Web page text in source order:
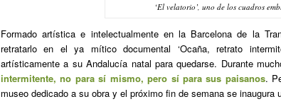
‘El velatorio’, uno de los cuadros
Formado artística e intelectualmente en la Barcelona de la
retratarlo en el ya mítico documental ‘Ocaña, retrato
artísticamente a su Andalucía natal para quedarse. Durante
intermitente, no para sí mismo, pero sí para sus paisanos.
museo dedicado a su obra y el próximo fin de semana se inaugura